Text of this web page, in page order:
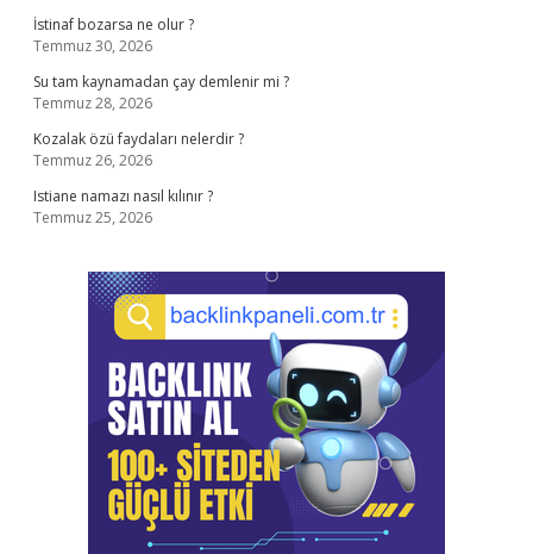
İstinaf bozarsa ne olur ?
Temmuz 30, 2026
Su tam kaynamadan çay demlenir mi ?
Temmuz 28, 2026
Kozalak özü faydaları nelerdir ?
Temmuz 26, 2026
Istiane namazı nasıl kılınır ?
Temmuz 25, 2026